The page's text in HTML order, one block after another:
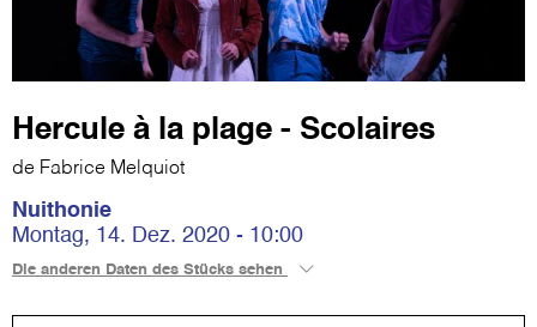
Hercule à la plage - Scolaires
de Fabrice Melquiot
Nuithonie
Montag, 14. Dez. 2020 - 10:00
Die anderen Daten des Stücks sehen